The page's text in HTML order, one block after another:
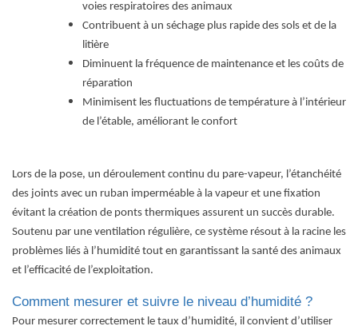
voies respiratoires des animaux
Contribuent à un séchage plus rapide des sols et de la
litière
Diminuent la fréquence de maintenance et les coûts de
réparation
Minimisent les fluctuations de température à l’intérieur
de l’étable, améliorant le confort
Lors de la pose, un déroulement continu du pare-vapeur, l’étanchéité
des joints avec un ruban imperméable à la vapeur et une fixation
évitant la création de ponts thermiques assurent un succès durable.
Soutenu par une ventilation régulière, ce système résout à la racine les
problèmes liés à l’humidité tout en garantissant la santé des animaux
et l’efficacité de l’exploitation.
Comment mesurer et suivre le niveau d’humidité ?
Pour mesurer correctement le taux d’humidité, il convient d’utiliser